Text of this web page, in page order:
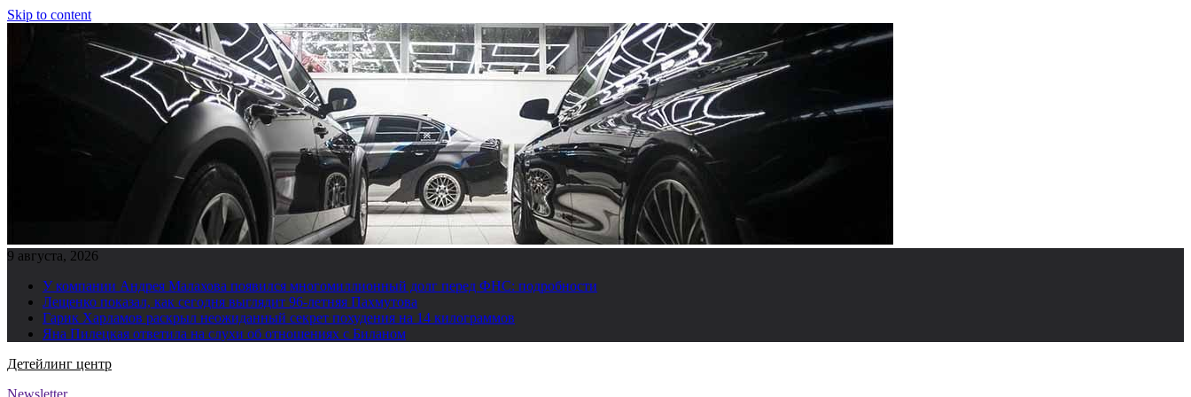
Skip to content
9 августа, 2026
У компании Андрея Малахова появился многомиллионный долг перед ФНС: подробности
Лещенко показал, как сегодня выглядит 96-летняя Пахмутова
Гарик Харламов раскрыл неожиданный секрет похудения на 14 килограммов
Яна Пилецкая ответила на слухи об отношениях с Биланом
Детейлинг центр
Newsletter